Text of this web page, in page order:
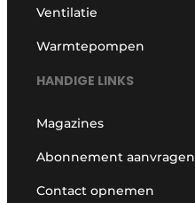
Ventilatie
Warmtepompen
HANDIGE LINKS
Magazines
Abonnement aanvragen
Contact opnemen